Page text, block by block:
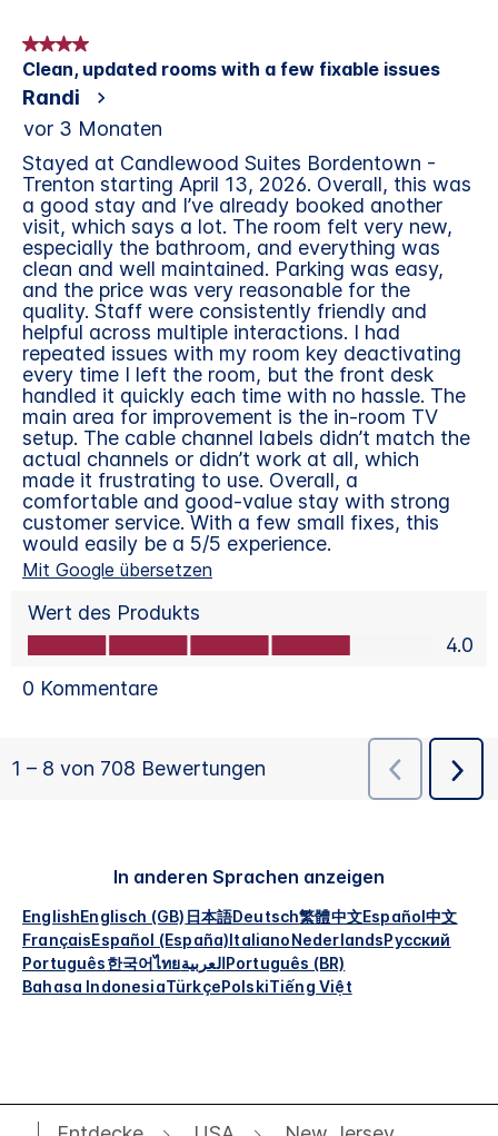
In anderen Sprachen anzeigen
EnglishEnglisch (GB) 日本語Deutsch繁體中文Español中文
FrançaisEspañol (España)ItalianoNederlandsРусский
Português한국어ไทยالعربيةPortuguês (BR)
Bahasa IndonesiaTürkçePolskiTiếng Việt